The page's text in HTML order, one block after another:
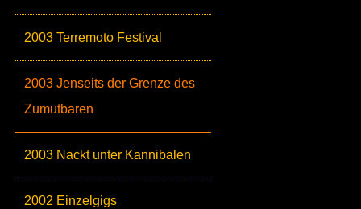
2003 Terremoto Festival
2003 Jenseits der Grenze des
Zumutbaren
2003 Nackt unter Kannibalen
2002 Einzelgigs